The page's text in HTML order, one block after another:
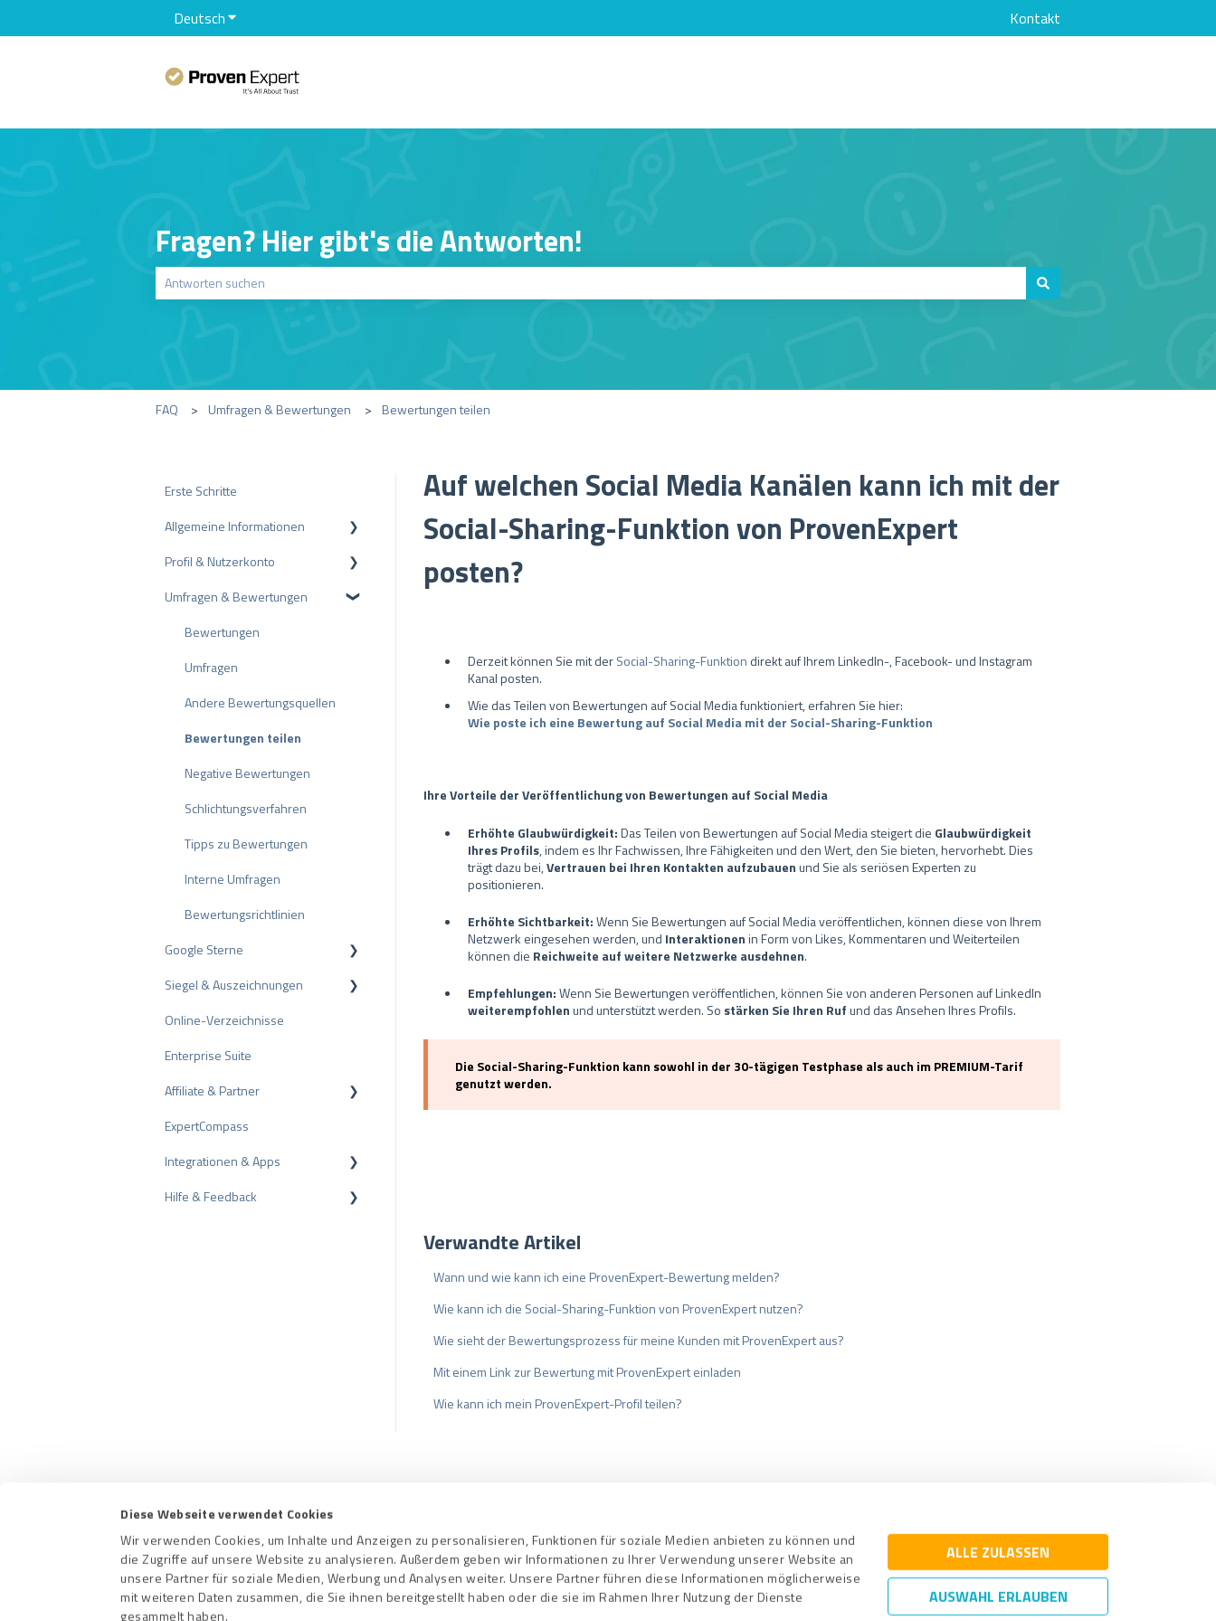
Diese Webseite verwendet Cookies
Wir verwenden Cookies, um Inhalte und Anzeigen zu personalisieren, Funktionen für soziale Medien anbieten zu können und
die Zugriffe auf unsere Website zu analysieren. Außerdem geben wir Informationen zu Ihrer Verwendung unserer Website an
unsere Partner für soziale Medien, Werbung und Analysen weiter. Unsere Partner führen diese Informationen möglicherweise
mit weiteren Daten zusammen, die Sie ihnen bereitgestellt haben oder die sie im Rahmen Ihrer Nutzung der Dienste
gesammelt haben.
ALLE ZULASSEN
AUSWAHL ERLAUBEN
DeutschUntermenü für Übersetzungen anzeigen Kontakt
Fragen? Hier gibt's die Antworten!
FAQ Umfragen & Bewertungen Bewertungen teilen
Auf welchen Social Media Kanälen kann ich mit der
Social-Sharing-Funktion von ProvenExpert
posten?
Derzeit können Sie mit derSocial-Sharing-Funktion direkt auf Ihrem LinkedIn-, Facebook- und Instagram
Kanal posten.
Wie das Teilen von Bewertungen auf Social Media funktioniert, erfahren Sie hier:
Wie poste ich eine Bewertung auf Social Media mit der Social-Sharing-Funktion
Ihre Vorteile der Veröffentlichung von Bewertungen auf Social Media
Erhöhte Glaubwürdigkeit:Das Teilen von Bewertungen auf Social Media steigert die Glaubwürdigkeit
Ihres Profils, indem es Ihr Fachwissen, Ihre Fähigkeiten und den Wert, den Sie bieten, hervorhebt. Dies
trägt dazu bei,Vertrauen bei Ihren Kontakten aufzubauenund Sie als seriösen Experten zu
positionieren.
Erhöhte Sichtbarkeit:Wenn Sie Bewertungen auf Social Media veröffentlichen, können diese von Ihrem
Netzwerk eingesehen werden, und Interaktionenin Form von Likes, Kommentaren und Weiterteilen
können die Reichweite auf weitere Netzwerke ausdehnen.
Empfehlungen:Wenn Sie Bewertungen veröffentlichen, können Sie von anderen Personen auf LinkedIn
weiterempfohlenund unterstützt werden. So stärken Sie Ihren Rufund das Ansehen Ihres Profils.
Die Social-Sharing-Funktion kann sowohl in der 30-tägigen Testphase als auch im PREMIUM-Tarif
genutzt werden.
Verwandte Artikel
Wann und wie kann ich eine ProvenExpert-Bewertung melden?
Wie kann ich die Social-Sharing-Funktion von ProvenExpert nutzen?
Wie sieht der Bewertungsprozess für meine Kunden mit ProvenExpert aus?
Mit einem Link zur Bewertung mit ProvenExpert einladen
Wie kann ich mein ProvenExpert-Profil teilen?
Erste Schritte
Allgemeine Informationen
Datenschutz
Pakete und Preise
API
ProvenEmployer
Profil & Nutzerkonto
Profil-Einstellungen
Nutzerkonto
Rechnungsstellung
Umfragen & Bewertungen
Bewertungen
Umfragen
Andere Bewertungsquellen
Bewertungen teilen
Negative Bewertungen
Schlichtungsverfahren
Tipps zu Bewertungen
Interne Umfragen
Bewertungsrichtlinien
Google Sterne
Rich Snippet
Siegel & Auszeichnungen
PRO Seal
Bewertungssiegel
Auszeichnungen
Online-Verzeichnisse
Enterprise Suite
Affiliate & Partner
Partnerprogramm
Empfehlung
ExpertCompass
Integrationen & Apps
CMS-Plugins
Hilfe & Feedback
Kontakt Nutzungsbedingungen Datenschutz Qualitätssicherung Impressum